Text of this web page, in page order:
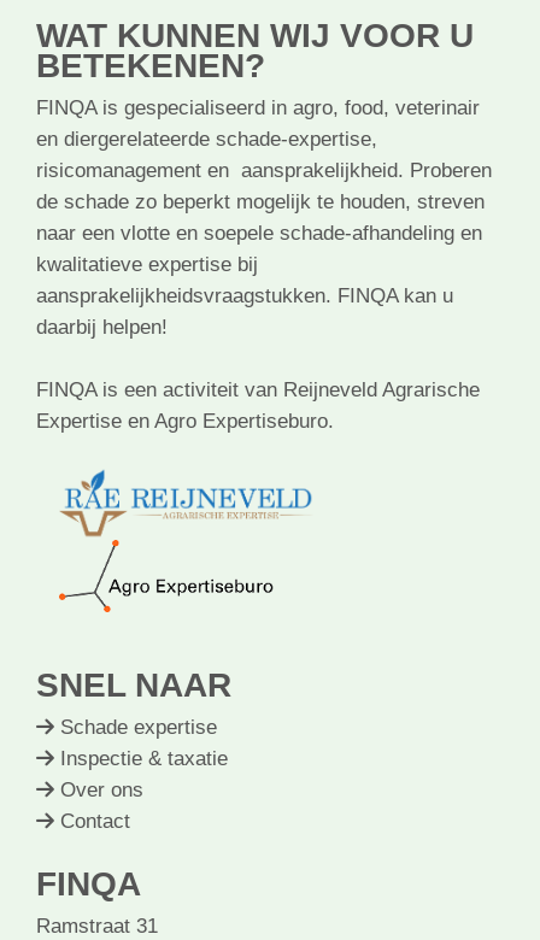
WAT KUNNEN WIJ VOOR U
BETEKENEN?
FINQA is gespecialiseerd in agro, food, veterinair
en diergerelateerde schade-expertise,
risicomanagement en aansprakelijkheid. Proberen
de schade zo beperkt mogelijk te houden, streven
naar een vlotte en soepele schade-afhandeling en
kwalitatieve expertise bij
aansprakelijkheidsvraagstukken. FINQA kan u
daarbij helpen!
FINQA is een activiteit van Reijneveld Agrarische
Expertise en Agro Expertiseburo.
SNEL NAAR
Schade expertise
Inspectie & taxatie
Over ons
Contact
FINQA
Ramstraat 31